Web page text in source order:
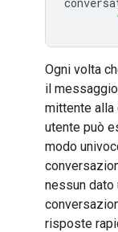
Ogni volta
il
mittente alla
utente può
modo
nessun dato
risposte